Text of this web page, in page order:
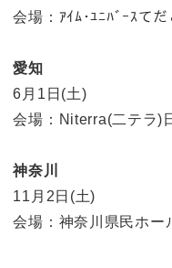
会場：ｱｲﾑ･ﾕﾆﾊﾞｰｽて
愛知
6月1日(土)
会場：Niterra(二テラ)
神奈川
11月2日(土)
会場：神奈川県民ホー